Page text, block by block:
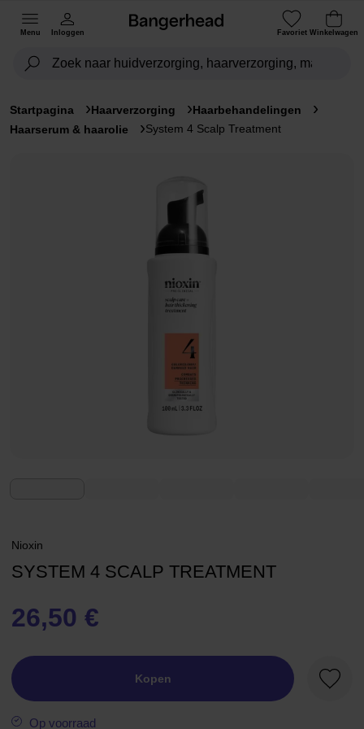
Menu Inloggen Favoriet Winkelwagen
Startpagina Haarverzorging
Haarbehandelingen
Haarserum & haarolie
System 4 Scalp Treatment
Nioxin
SYSTEM 4 SCALP TREATMENT
26,50 €
Kopen
Op voorraad